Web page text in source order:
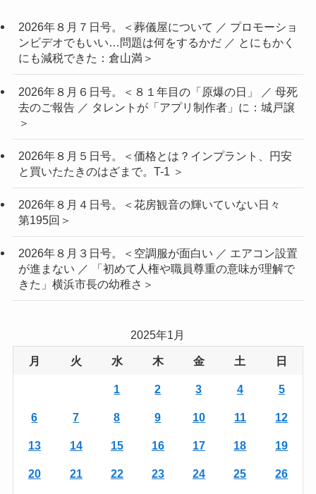
2026年８月７日号。＜葬儀屋について ／ プロモーショ
ンビデオでもいい…問題は何をするかだ ／ とにもかく
にも減税できた：倉山満＞
2026年８月６日号。＜８１年目の「原爆の日」 ／ 母死
去のご報告 ／ タレントが「アプリ制作者」に：城戸譲
＞
2026年８月５日号。＜価格とは？インプラント、円安
と買いたたきのはざまで。T-1 ＞
2026年８月４日号。＜花房観音の輝いていない日々
第195回＞
2026年８月３日号。＜空調服が面白い ／ エアコン設置
が進まない ／ 「初めて人権や職員尊重の意味が理解で
きた」横浜市長の幼稚さ＞
2025年1月
月 火 水 木 金 土 日
1 2 3 4 5
6 7 8 9 10 11 12
13 14 15 16 17 18 19
20 21 22 23 24 25 26